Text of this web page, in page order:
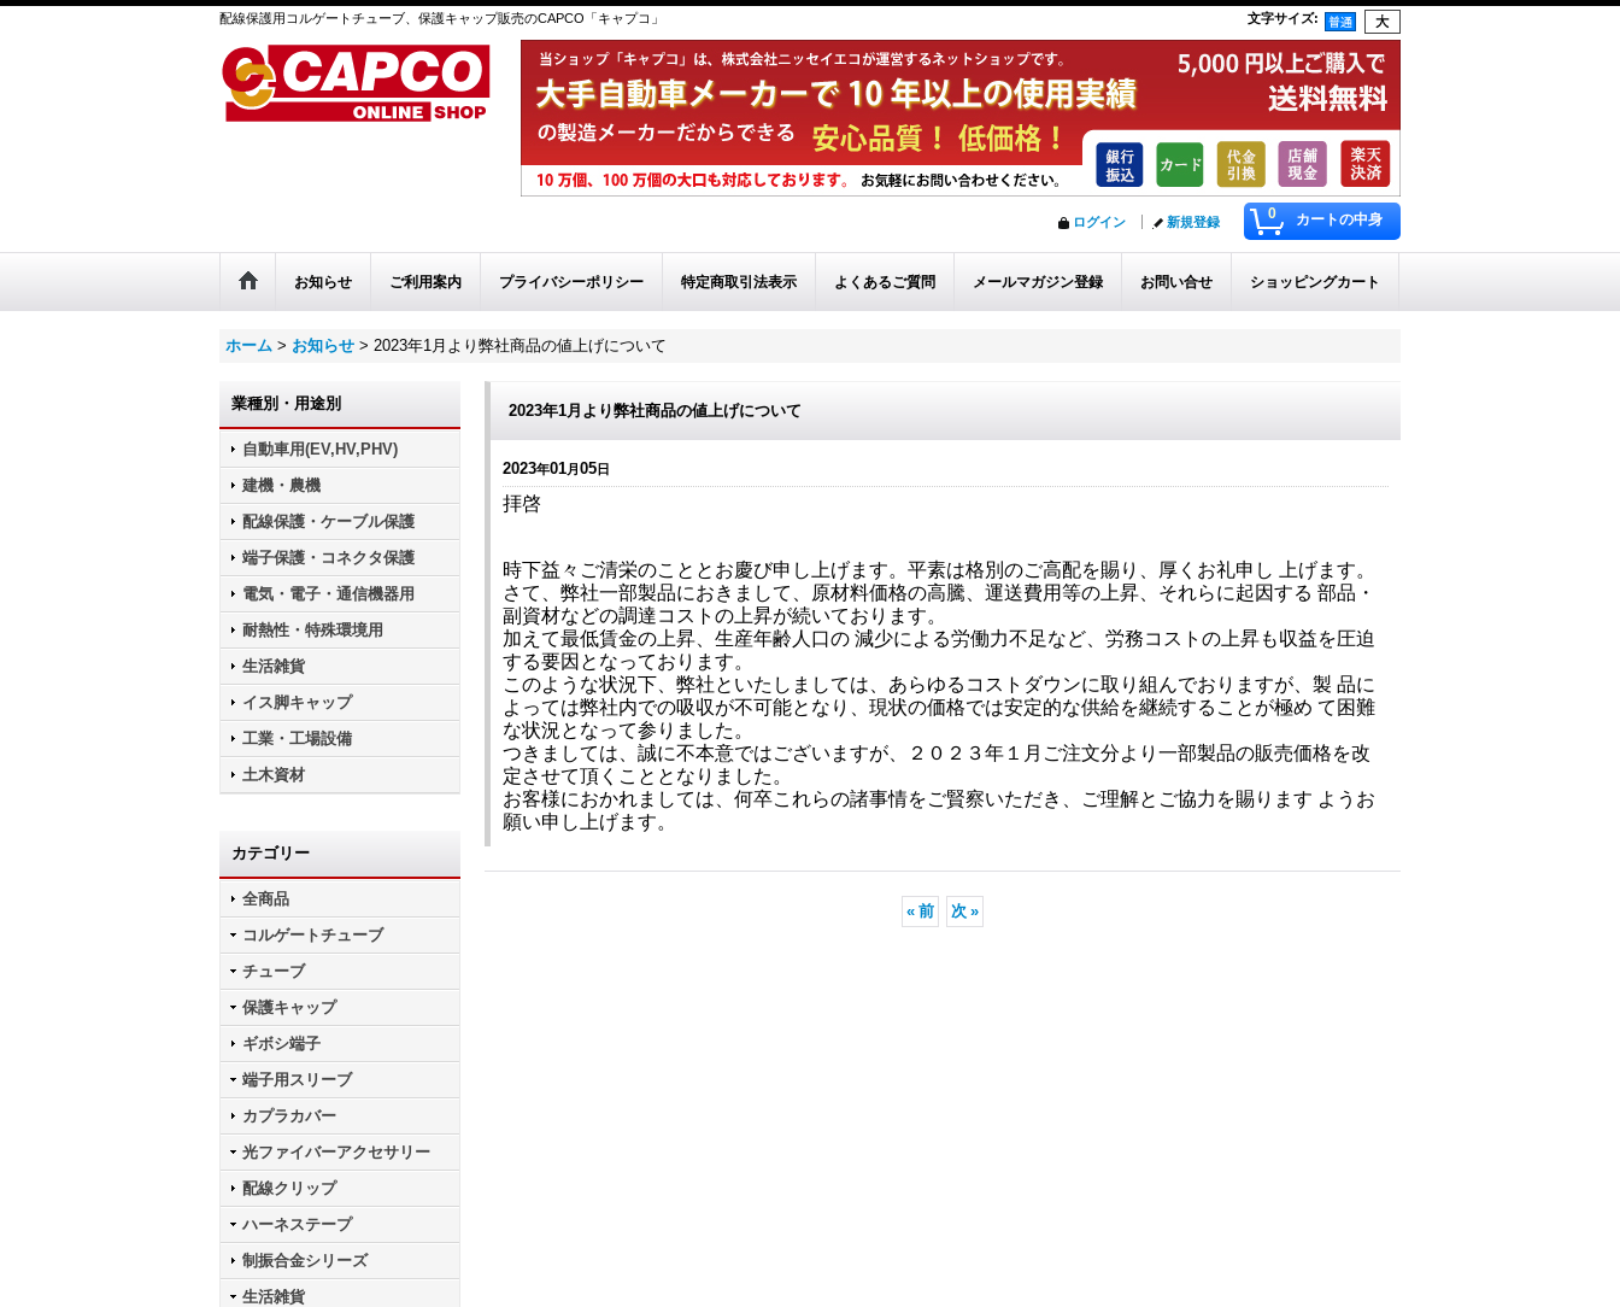
配線保護用コルゲートチューブ、保護キャップ販売のCAPCO「キャプコ」 文字サイズ:
0 カートの中身
ログイン 新規登録
お知らせ ご利用案内 プライバシーポリシー 特定商取引法表示 よくあるご質問 メールマガジン登録 お問い合せ ショッピングカート
ホーム > お知らせ > 2023年1月より弊社商品の値上げについて
業種別・用途別
自動車用(EV,HV,PHV)
建機・農機
配線保護・ケーブル保護
端子保護・コネクタ保護
電気・電子・通信機器用
耐熱性・特殊環境用
生活雑貨
イス脚キャップ
工業・工場設備
土木資材
カテゴリー
全商品
コルゲートチューブ
チューブ
保護キャップ
ギボシ端子
端子用スリーブ
カプラカバー
光ファイバーアクセサリー
配線クリップ
ハーネステープ
制振合金シリーズ
生活雑貨
2023年1月より弊社商品の値上げについて
2023年01月05日
拝啓
時下益々ご清栄のこととお慶び申し上げます。平素は格別のご高配を賜り、厚くお礼申し 上げます。
さて、弊社一部製品におきまして、原材料価格の高騰、運送費用等の上昇、それらに起因する 部品・
副資材などの調達コストの上昇が続いております。
加えて最低賃金の上昇、生産年齢人口の 減少による労働力不足など、労務コストの上昇も収益を圧迫
する要因となっております。
このような状況下、弊社といたしましては、あらゆるコストダウンに取り組んでおりますが、製 品に
よっては弊社内での吸収が不可能となり、現状の価格では安定的な供給を継続することが極め て困難
な状況となって参りました。
つきましては、誠に不本意ではございますが、２０２３年１月ご注文分より一部製品の販売価格を改
定させて頂くこととなりました。
お客様におかれましては、何卒これらの諸事情をご賢察いただき、ご理解とご協力を賜ります ようお
願い申し上げます。
« 前 次 »